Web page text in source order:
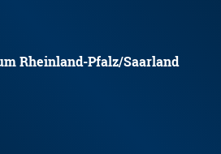
Rheinland-Pfalz/Saarland